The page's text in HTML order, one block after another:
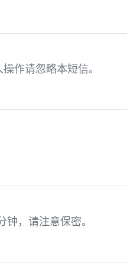
作请忽略本短信。
，请注意保密。